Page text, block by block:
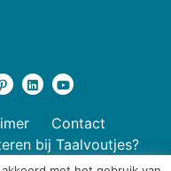
Contact
bij Taalvoutjes?